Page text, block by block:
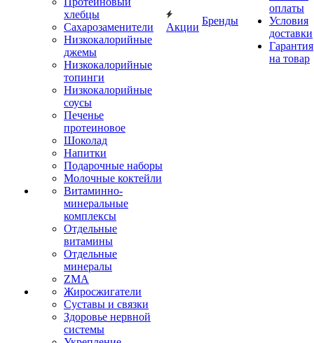
хлебцы
Сахарозаменители
Низкокалорийные
джемы
Низкокалорийные
топинги
Низкокалорийные
соусы
Печенье
протеиновое
Шоколад
Напитки
Подарочные наборы
Молочные коктейли
Витаминно-
минеральные
комплексы
Отдельные
витамины
Отдельные
минералы
ZMA
Жиросжигатели
Суставы и связки
Здоровье нервной
системы
Акции
Бренды
оплаты
Условия
доставки
Гарантия
на товар